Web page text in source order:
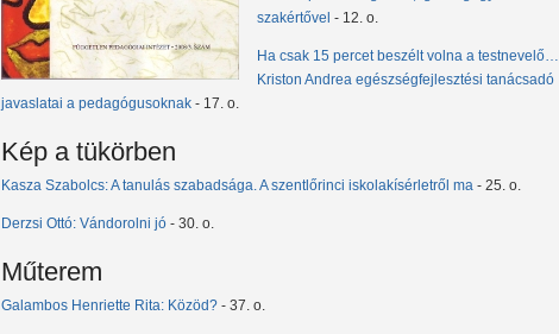
szakértővel - 12. o.
Ha csak 15 percet beszélt volna a testnevelő…
Kriston Andrea egészségfejlesztési tanácsadó
javaslatai a pedagógusoknak - 17. o.
Kép a tükörben
Kasza Szabolcs: A tanulás szabadsága. A szentlőrinci iskolakísérletről ma - 25. o.
Derzsi Ottó: Vándorolni jó - 30. o.
Műterem
Galambos Henriette Rita: Közöd? - 37. o.